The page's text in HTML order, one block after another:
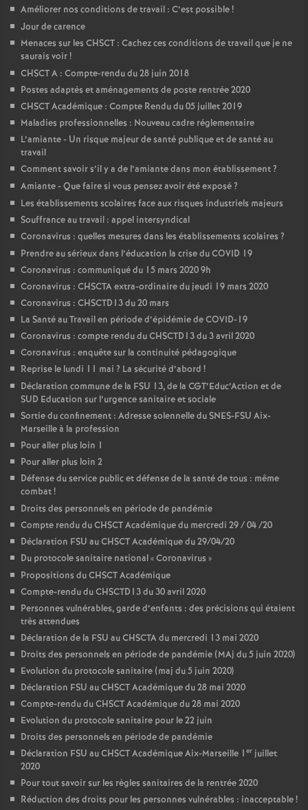
Améliorer nos conditions de travail : C’est possible!
Jour de carence
Menaces sur les CHSCT : Cachez ces conditions de travail que je ne
saurais voir!
CHSCT A : Compte-rendu du 28 juin 2018
Postes adaptés et aménagements de poste rentrée 2020
CHSCT Académique : Compte Rendu du 05 juillet 2019
Maladies professionnelles : Nouveau cadre réglementaire
L’amiante - Un risque majeur de santé publique et de santé au
travail
Comment savoir s’il y a de l’amiante dans mon établissement?
Amiante - Que faire si vous pensez avoir été exposé?
Les établissements scolaires face aux risques industriels majeurs
Souffrance au travail : appel intersyndical
Coronavirus : quelles mesures dans les établissements scolaires ?
Prendre au sérieux dans l’éducation la crise du COVID 19
Coronavirus : communiqué du 15 mars 2020 9h
Coronavirus : CHSCTA extra-ordinaire du jeudi 19 mars 2020
Coronavirus : CHSCTD13 du 20 mars
La Santé au Travail en période d’épidémie de COVID-19
Coronavirus : compte rendu du CHSCTD13 du 3 avril 2020
Coronavirus : enquête sur la continuité pédagogique
Reprise le lundi 11 mai ? La sécurité d’abord !
Déclaration commune de la FSU 13, de la CGT’Educ’Action et de
SUD Education sur l’urgence sanitaire et sociale
Sortie du confinement : Adresse solennelle du SNES-FSU Aix-
Marseille à la profession
Pour aller plus loin 1
Pour aller plus loin 2
Défense du service public et défense de la santé de tous : même
combat!
Droits des personnels en période de pandémie
Compte rendu du CHSCT Académique du mercredi 29 / 04 /20
Déclaration FSU au CHSCT Académique du 29/04/20
Du protocole sanitaire national «Coronavirus »
Propositions du CHSCT Académique
Compte-rendu du CHSCTD13 du 30 avril 2020
Personnes vulnérables, garde d’enfants : des précisions qui étaient
très attendues
Déclaration de la FSU au CHSCTA du mercredi 13 mai 2020
Droits des personnels en période de pandémie (MAj du 5 juin 2020)
Evolution du protocole sanitaire (maj du 5 juin 2020)
Déclaration FSU au CHSCT Académique du 28 mai 2020
Compte-rendu du CHSCT Académique du 28 mai 2020
Evolution du protocole sanitaire pour le 22 juin
Droits des personnels en période de pandémie
Déclaration FSU au CHSCT Académique Aix-Marseille 1 er juillet
2020
Pour tout savoir sur les règles sanitaires de la rentrée 2020
Réduction des droits pour les personnes vulnérables : inacceptable!